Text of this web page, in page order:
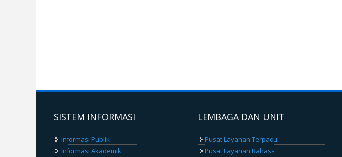
SISTEM INFORMASI
Informasi Publik
Informasi Akademik
LEMBAGA DAN UNIT
Pusat Layanan Terpadu
Pusat Layanan Bahasa